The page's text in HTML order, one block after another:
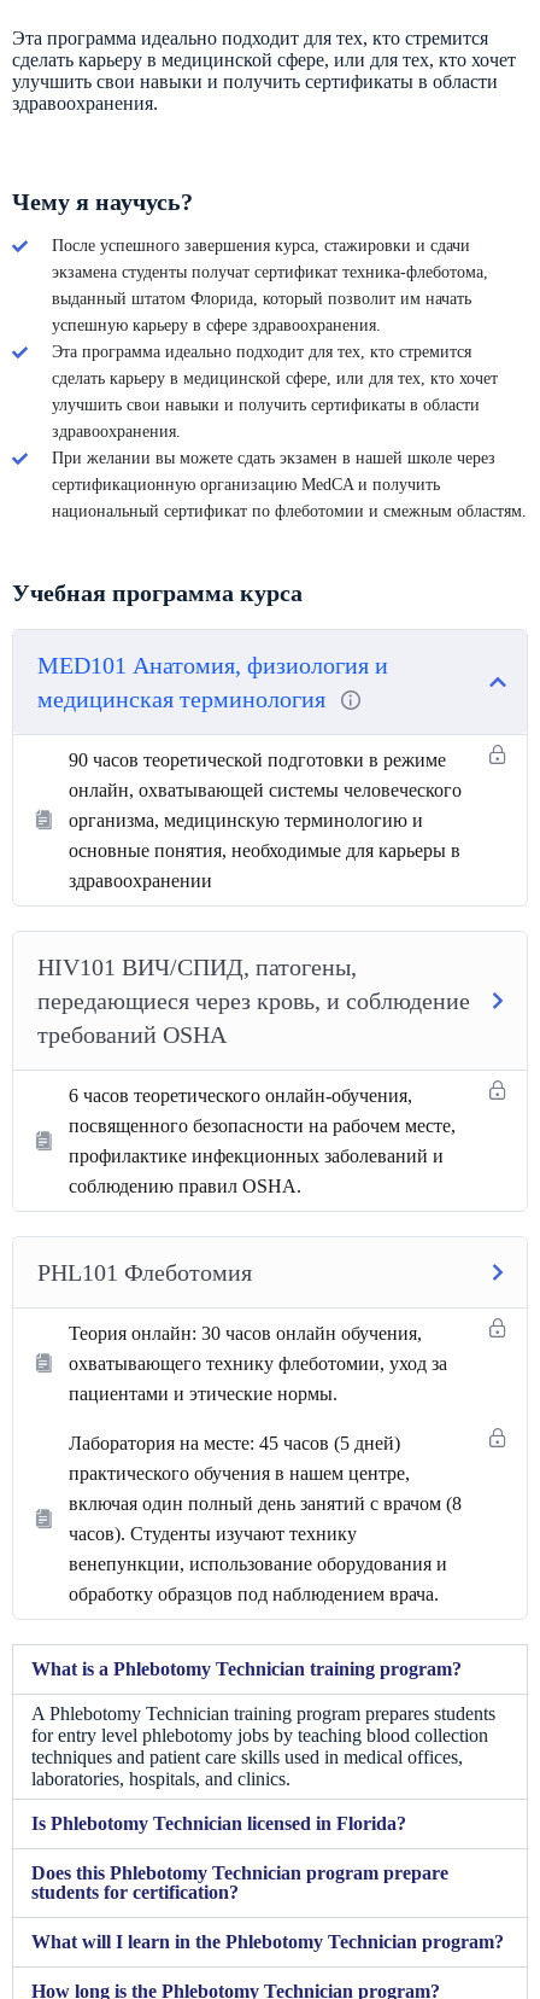
Эта программа идеально подходит для тех, кто стремится
сделать карьеру в медицинской сфере, или для тех, кто хочет
улучшить свои навыки и получить сертификаты в области
здравоохранения.
Чему я научусь?
После успешного завершения курса, стажировки и сдачи
экзамена студенты получат сертификат техника-флеботома,
выданный штатом Флорида, который позволит им начать
успешную карьеру в сфере здравоохранения.
Эта программа идеально подходит для тех, кто стремится
сделать карьеру в медицинской сфере, или для тех, кто хочет
улучшить свои навыки и получить сертификаты в области
здравоохранения.
При желании вы можете сдать экзамен в нашей школе через
сертификационную организацию MedCA и получить
национальный сертификат по флеботомии и смежным областям.
Учебная программа курса
MED101 Анатомия, физиология и
медицинская терминология
90 часов теоретической подготовки в режиме
онлайн, охватывающей системы человеческого
организма, медицинскую терминологию и
основные понятия, необходимые для карьеры в
здравоохранении
HIV101 ВИЧ/СПИД, патогены,
передающиеся через кровь, и соблюдение
требований OSHA
6 часов теоретического онлайн-обучения,
посвященного безопасности на рабочем месте,
профилактике инфекционных заболеваний и
соблюдению правил OSHA.
PHL101 Флеботомия
Теория онлайн: 30 часов онлайн обучения,
охватывающего технику флеботомии, уход за
пациентами и этические нормы.
Лаборатория на месте: 45 часов (5 дней)
практического обучения в нашем центре,
включая один полный день занятий с врачом (8
часов). Студенты изучают технику
венепункции, использование оборудования и
обработку образцов под наблюдением врача.
What is a Phlebotomy Technician training program?
A Phlebotomy Technician training program prepares students
for entry level phlebotomy jobs by teaching blood collection
techniques and patient care skills used in medical offices,
laboratories, hospitals, and clinics.
Is Phlebotomy Technician licensed in Florida?
Does this Phlebotomy Technician program prepare
students for certification?
What will I learn in the Phlebotomy Technician program?
How long is the Phlebotomy Technician program?